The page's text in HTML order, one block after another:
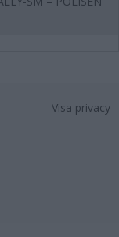
Visa privacy